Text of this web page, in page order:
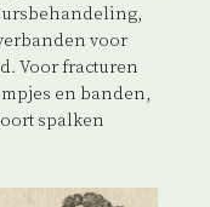
voor
Voor fracturen
en banden,
spalken